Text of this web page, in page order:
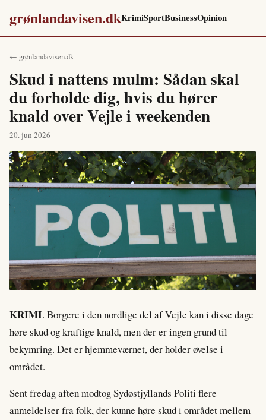
grønlandavisen.dkKrimiSportBusinessOpinion
← grønlandavisen.dk
Skud i nattens mulm: Sådan skal
du forholde dig, hvis du hører
knald over Vejle i weekenden
20. jun 2026
KRIMI. Borgere i den nordlige del af Vejle kan i disse dage
høre skud og kraftige knald, men der er ingen grund til
bekymring. Det er hjemmeværnet, der holder øvelse i
området.
Sent fredag aften modtog Sydøstjyllands Politi flere
anmeldelser fra folk, der kunne høre skud i området mellem